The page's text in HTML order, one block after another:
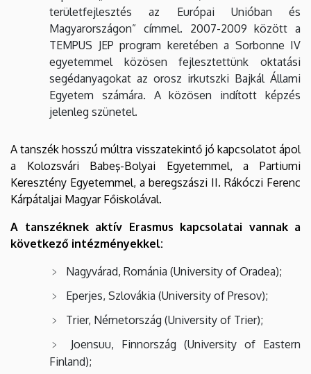
területfejlesztés az Európai Unióban és
Magyarországon” címmel. 2007-2009 között a
TEMPUS JEP program keretében a Sorbonne IV
egyetemmel közösen fejlesztettünk oktatási
segédanyagokat az orosz irkutszki Bajkál Állami
Egyetem számára. A közösen indított képzés
jelenleg szünetel.
A tanszék hosszú múltra visszatekintő jó kapcsolatot ápol
a Kolozsvári Babeş-Bolyai Egyetemmel, a Partiumi
Keresztény Egyetemmel, a beregszászi II. Rákóczi Ferenc
Kárpátaljai Magyar Főiskolával.
A tanszéknek aktív Erasmus kapcsolatai vannak a
következő intézményekkel:
Nagyvárad, Románia (University of Oradea);
Eperjes, Szlovákia (University of Presov);
Trier, Németország (University of Trier);
Joensuu, Finnország (University of Eastern
Finland);